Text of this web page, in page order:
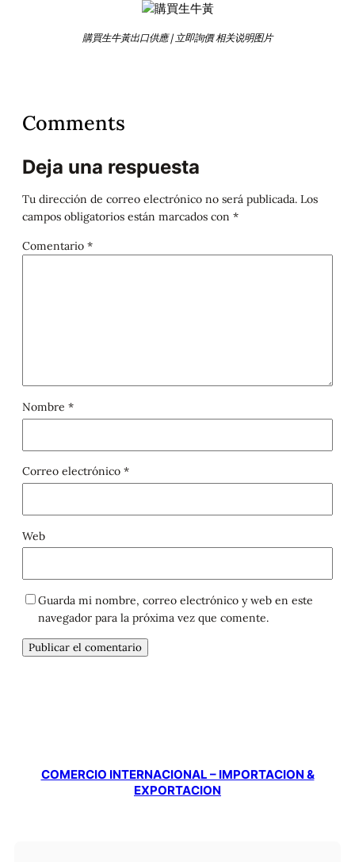
購買生牛黃出口供應 | 立即詢價 相关说明图片
Comments
Deja una respuesta
Tu dirección de correo electrónico no será publicada. Los
campos obligatorios están marcados con *
Comentario *
Nombre *
Correo electrónico *
Web
Guarda mi nombre, correo electrónico y web en este
navegador para la próxima vez que comente.
COMERCIO INTERNACIONAL – IMPORTACION &
EXPORTACION